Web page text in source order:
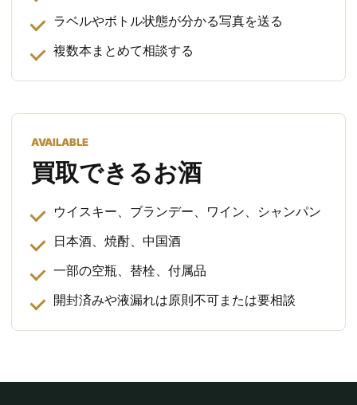
ラベルやボトル状態が分かる写真を送る
複数本まとめて相談する
AVAILABLE
買取できるお酒
ウイスキー、ブランデー、ワイン、シャンパン
日本酒、焼酎、中国酒
一部の空瓶、替栓、付属品
開封済みや液漏れは原則不可または要相談